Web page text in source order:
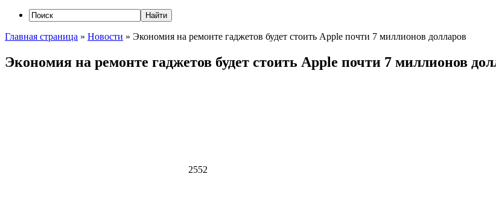
Главная страница » Новости » Экономия на ремонте гаджетов будет стоить Apple почти 7 миллионов долларов
Экономия на ремонте гаджетов будет стоить Apple почти 7 миллионов
2552